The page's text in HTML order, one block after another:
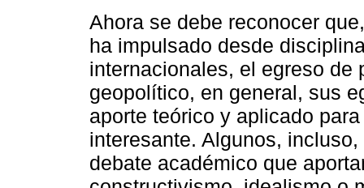
Ahora se debe reconocer
ha impulsado desde
internacionales, el egreso de
geopolítico, en general, sus
aporte teórico y aplicado
interesante. Algunos,
debate académico que